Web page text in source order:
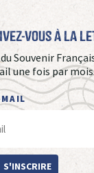
vous à La
Souvenir
une fois par
MAIL
S'INSCRIRE